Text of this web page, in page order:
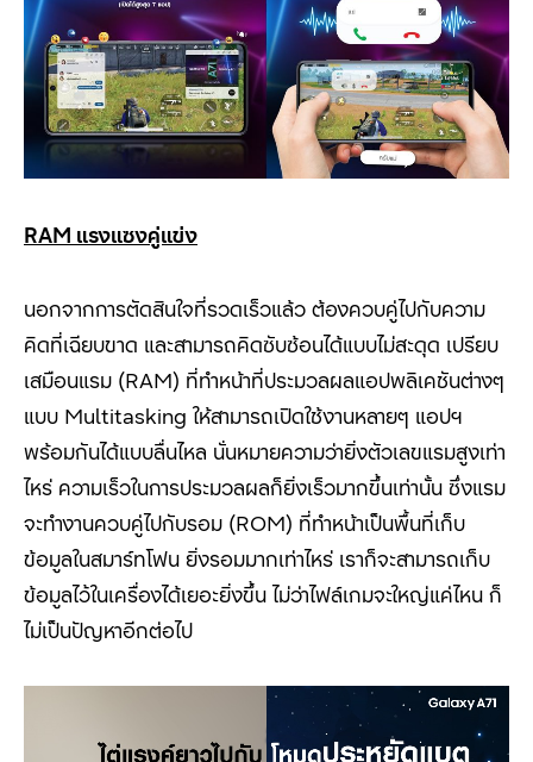
RAM แรงแซงคู่แข่ง
นอกจากการตัดสินใจที่รวดเร็วแล้ว ต้องควบคู่ไปกับความ
คิดที่เฉียบขาด และสามารถคิดซับซ้อนได้แบบไม่สะดุด เปรียบ
เสมือนแรม (RAM) ที่ทำหน้าที่ประมวลผลแอปพลิเคชันต่างๆ
แบบ Multitasking ให้สามารถเปิดใช้งานหลายๆ แอปฯ
พร้อมกันได้แบบลื่นไหล นั่นหมายความว่ายิ่งตัวเลขแรมสูงเท่า
ไหร่ ความเร็วในการประมวลผลก็ยิ่งเร็วมากขึ้นเท่านั้น ซึ่งแรม
จะทำงานควบคู่ไปกับรอม (ROM) ที่ทำหน้าเป็นพื้นที่เก็บ
ข้อมูลในสมาร์ทโฟน ยิ่งรอมมากเท่าไหร่ เราก็จะสามารถเก็บ
ข้อมูลไว้ในเครื่องได้เยอะยิ่งขึ้น ไม่ว่าไฟล์เกมจะใหญ่แค่ไหน ก็
ไม่เป็นปัญหาอีกต่อไป